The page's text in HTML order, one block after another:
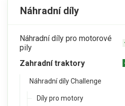
Náhradní díly
Náhradní díly pro motorové
pily
Zahradní traktory
Náhradní díly Challenge
Díly pro motory